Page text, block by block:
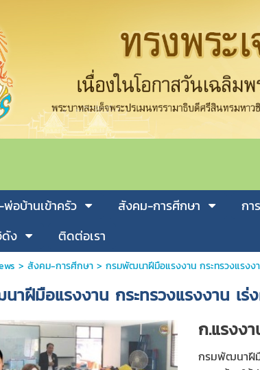
อบ้านเข้าครัว สังคม-การศีกษา กา
ง ติดต่อเรา
> สังคม-การศีกษา> กรมพัฒนาฝีมือแรงงาน กระทรวงแรง
าฝีมือแรงงาน กระทรวงแรงงาน เ
ก.แรงง
กรมพัฒนาฝีมื